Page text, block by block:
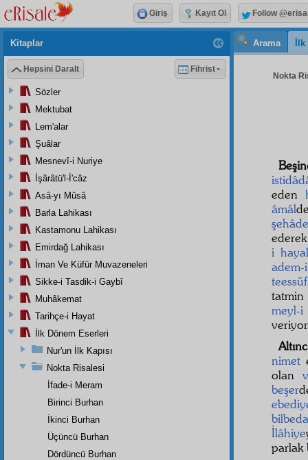
Arama
Nokta
eden
âmâl
i hayal
adem-
teessüf
meyl-
nimet
olan
beşer
İlâhiye
Kitaplar
Hepsini Daralt Fihrist
Sözler
Mektubat
Lem'alar
Şuâlar
Mesnevî-i Nuriye
İşârâtü'l-İ'câz
Asâ-yı Mûsâ
Barla Lahikası
Kastamonu Lahikası
Emirdağ Lahikası
İman Ve Küfür Muvazeneleri
Sikke-i Tasdik-i Gaybî
Muhâkemat
Tarihçe-i Hayat
İlk Dönem Eserleri
Nur'un İlk Kapısı
Nokta Risalesi
İfade-i Meram
Birinci Burhan
İkinci Burhan
Üçüncü Burhan
Dördüncü Burhan
Giriş Kayıt Ol Follow